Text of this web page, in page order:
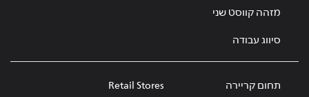
מזהה קווסט שני
סיווג עבודה
תחום קריירה Retail Stores